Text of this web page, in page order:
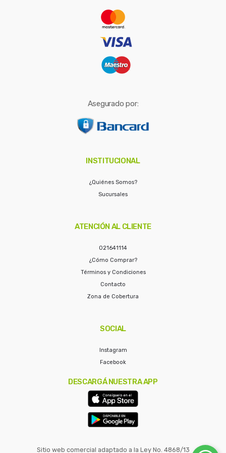
Asegurado por:
INSTITUCIONAL
¿Quiénes Somos?
Sucursales
ATENCIÓN AL CLIENTE
021641114
¿Cómo Comprar?
Términos y Condiciones
Contacto
Zona de Cobertura
SOCIAL
Instagram
Facebook
DESCARGÁ NUESTRA APP
Sitio web comercial adaptado a la Ley No. 4868/13